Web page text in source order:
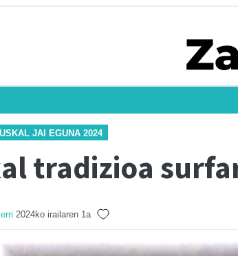
JAI EGUNA 2024
tradizioa
2024ko irailaren 1a